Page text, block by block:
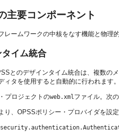
主要コンポーネント
レームワークの中核をなす機能と物理
イム統合
とのデザインタイム統合は、複数の
ィタを使用すると自動的に行われま
プロジェクトのweb.xmlファイル。次
り、OPSSポリシー・プロバイダを設